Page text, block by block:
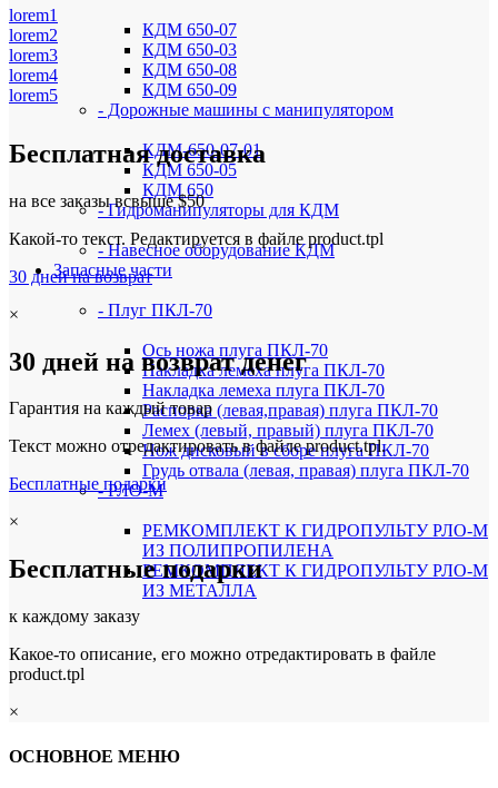
КДМ 650-07
КДМ 650-03
КДМ 650-08
КДМ 650-09
- Дорожные машины с манипулятором
КДМ-650-07-01
КДМ 650-05
КДМ 650
- Гидроманипуляторы для КДМ
- Навесное оборудование КДМ
Запасные части
- Плуг ПКЛ-70
Ось ножа плуга ПКЛ-70
Накладка лемеха плуга ПКЛ-70
Накладка лемеха плуга ПКЛ-70
Распорка (левая,правая) плуга ПКЛ-70
Лемех (левый, правый) плуга ПКЛ-70
Нож дисковый в сборе плуга ПКЛ-70
Грудь отвала (левая, правая) плуга ПКЛ-70
- РЛО-М
РЕМКОМПЛЕКТ К ГИДРОПУЛЬТУ РЛО-М
ИЗ ПОЛИПРОПИЛЕНА
РЕМКОМПЛЕКТ К ГИДРОПУЛЬТУ РЛО-М
ИЗ МЕТАЛЛА
lorem1
lorem2
lorem3
lorem4
lorem5
Бесплатная доставка
на все заказы всвыше $50
Какой-то текст. Редактируется в файле product.tpl
30 дней на возврат
×
30 дней на возврат денег
Гарантия на каждый товар
Текст можно отредактировать в файле product.tpl.
Бесплатные подарки
×
Бесплатные подарки
к каждому заказу
Какое-то описание, его можно отредактировать в файле
product.tpl
×
ОСНОВНОЕ МЕНЮ